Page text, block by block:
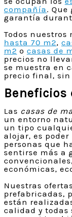
compañía .
garantía
Todos nuestros
hasta 70 m2,
m2 o casas de
precios no
se muestra en
precio final,
Beneficios
Las casas de
un entorno
un tipo
alojar, es
personas que
sentirse más a
económicas,
Nuestras
prefabricadas,
están
calidad y todas